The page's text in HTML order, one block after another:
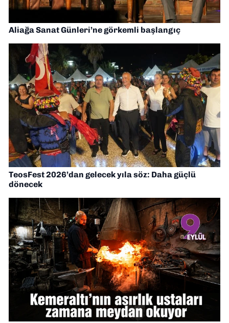
Aliağa Sanat Günleri’ne görkemli başlangıç
TeosFest 2026’dan gelecek yıla söz: Daha güçlü
dönecek